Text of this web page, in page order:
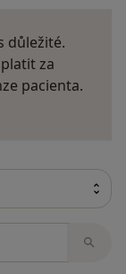
důležité.
za
pacienta.